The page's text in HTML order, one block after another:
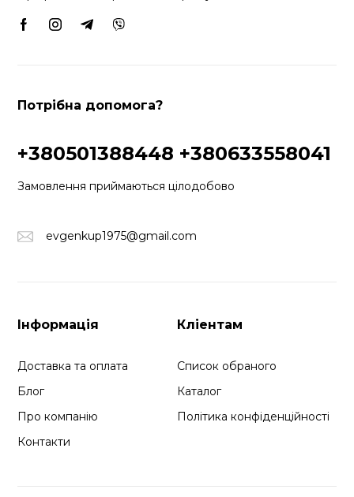
Потрібна допомога?
+380501388448 +380633558041
Замовлення приймаються цілодобово
evgenkup1975@gmail.com
Інформація
Доставка та оплата
Блог
Про компанію
Контакти
Кліентам
Список обраного
Каталог
Політика конфіденційності